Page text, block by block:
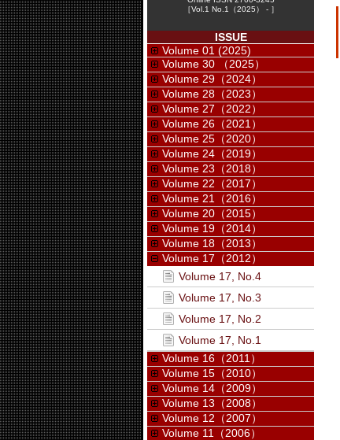
［Vol.1 No.1（2025） - ］
ISSUE
Volume 01 (2025)
Volume 30 （2025）
Volume 29（2024）
Volume 28（2023）
Volume 27（2022）
Volume 26（2021）
Volume 25（2020）
Volume 24（2019）
Volume 23（2018）
Volume 22（2017）
Volume 21（2016）
Volume 20（2015）
Volume 19（2014）
Volume 18（2013）
Volume 17（2012）
Volume 17, No.4
Volume 17, No.3
Volume 17, No.2
Volume 17, No.1
Volume 16（2011）
Volume 15（2010）
Volume 14（2009）
Volume 13（2008）
Volume 12（2007）
Volume 11（2006）